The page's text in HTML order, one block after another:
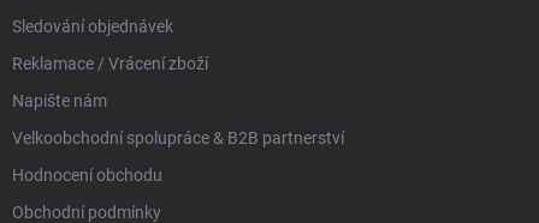
Sledování objednávek
Reklamace / Vrácení zboží
Napište nám
Velkoobchodní spolupráce & B2B partnerství
Hodnocení obchodu
Obchodní podmínky